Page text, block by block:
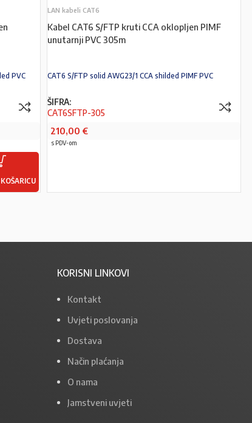
PVC
LAN kabeli CAT6
Kabel CAT6 S/FTP kruti CCA oklopljen PIMF
unutarnji PVC 305m
CAT6 S/FTP solid AWG23/1 CCA shilded PIMF PVC
ŠIFRA:
CAT6SFTP-305
210,00 €
s PDV-om
KORISNI LINKOVI
Kontakt
Uvjeti poslovanja
Dostava
Način plaćanja
O nama
Jamstveni uvjeti